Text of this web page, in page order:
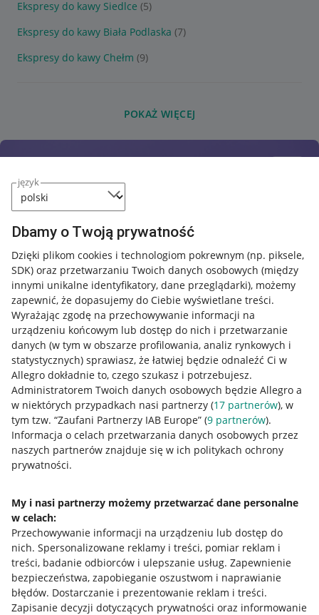
język
Dbamy o Twoją prywatność
Dzięki plikom cookies i technologiom pokrewnym (np. piksele,
SDK) oraz przetwarzaniu Twoich danych osobowych (między
innymi unikalne identyfikatory, dane przeglądarki), możemy
zapewnić, że dopasujemy do Ciebie wyświetlane treści.
Wyrażając zgodę na przechowywanie informacji na
urządzeniu końcowym lub dostęp do nich i przetwarzanie
danych (w tym w obszarze profilowania, analiz rynkowych i
statystycznych) sprawiasz, że łatwiej będzie odnaleźć Ci w
Allegro dokładnie to, czego szukasz i potrzebujesz.
Administratorem Twoich danych osobowych będzie Allegro a
w niektórych przypadkach nasi partnerzy (17 partnerów), w
tym tzw. “Zaufani Partnerzy IAB Europe” (9 partnerów).
Informacja o celach przetwarzania danych osobowych przez
naszych partnerów znajduje się w ich politykach ochrony
prywatności.
My i nasi partnerzy możemy przetwarzać dane personalne
w celach:
Przechowywanie informacji na urządzeniu lub dostęp do
nich. Spersonalizowane reklamy i treści, pomiar reklam i
treści, badanie odbiorców i ulepszanie usług. Zapewnienie
bezpieczeństwa, zapobieganie oszustwom i naprawianie
błędów. Dostarczanie i prezentowanie reklam i treści.
Zapisanie decyzji dotyczących prywatności oraz informowanie
Ekspresy do kawy Siedlce (5)
Ekspresy do kawy Biała Podlaska (7)
Ekspresy do kawy Chełm (9)
POKAŻ WIĘCEJ
Przydatne informacje
Jak to działa
Allegro Gadane dla sprzedających
Allegro Gadane dla kupujących
Mapa miejscowości
Informacje prawne